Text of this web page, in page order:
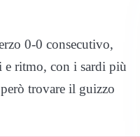
0-0 consecutivo,
e ritmo, con i sardi più
trovare il guizzo